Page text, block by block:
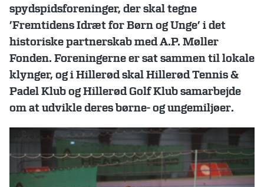
spydspidsforeninger, der skal tegne
’Fremtidens Idræt for Børn og Unge’ i det
historiske partnerskab med A.P. Møller
Fonden. Foreningerne er sat sammen til lokale
klynger, og i Hillerød skal Hillerød Tennis &
Padel Klub og Hillerød Golf Klub samarbejde
om at udvikle deres børne- og ungemiljøer.